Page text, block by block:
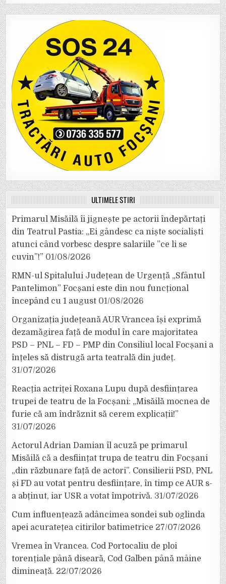
ULTIMELE ȘTIRI
Primarul Misăilă îi jignește pe actorii îndepărtați
din Teatrul Pastia: „Ei gândesc ca niște socialiști
atunci când vorbesc despre salariile ”ce li se
cuvin”!” 01/08/2026
RMN-ul Spitalului Județean de Urgență „Sfântul
Pantelimon” Focșani este din nou funcțional
începând cu 1 august 01/08/2026
Organizația județeană AUR Vrancea își exprimă
dezamăgirea față de modul în care majoritatea
PSD – PNL – FD – PMP din Consiliul local Focșani a
înțeles să distrugă arta teatrală din județ.
31/07/2026
Reacția actriței Roxana Lupu după desființarea
trupei de teatru de la Focșani: „Misăilă mocnea de
furie că am îndrăznit să cerem explicații!”
31/07/2026
Actorul Adrian Damian îl acuză pe primarul
Misăilă că a desființat trupa de teatru din Focșani
„din răzbunare față de actori”. Consilierii PSD, PNL
și FD au votat pentru desființare, în timp ce AUR s-
a abținut, iar USR a votat împotrivă. 31/07/2026
Cum influențează adâncimea sondei sub oglinda
apei acuratețea citirilor batimetrice 27/07/2026
Vremea în Vrancea. Cod Portocaliu de ploi
torențiale până diseară, Cod Galben până mâine
dimineață. 22/07/2026